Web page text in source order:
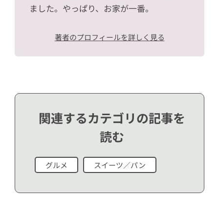
ました。やっぱり、お家が一番。
著者のプロフィールを詳しく見る
関連するカテゴリの記事を
読む
グルメ スイーツ／パン